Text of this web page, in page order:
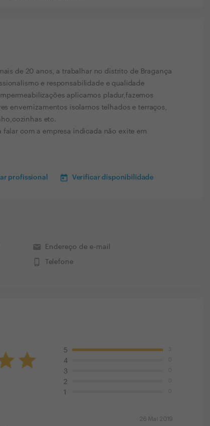
de 20 anos, a trabalhar no distrito de Bragança
e responsabilidade e qualidade
aplicamos pladur,fazemos
envernizamentos isolamos telhados e terraços,
etc.
falar com a empresa indicada não exite em
profissional Verificar disponibilidade
email Endereço de e-mail
phone_iphone Telefone
5
4
3
2
1
26 Mai 2019